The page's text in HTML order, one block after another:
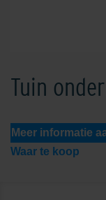
Tuin
Meer informatie
Waar te koop